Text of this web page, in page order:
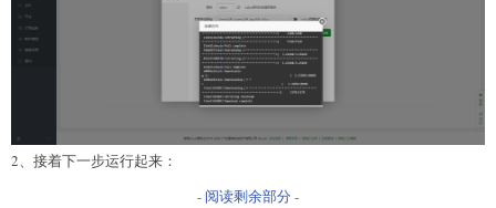
2、接着下一步运行起来：
- 阅读剩余部分 -